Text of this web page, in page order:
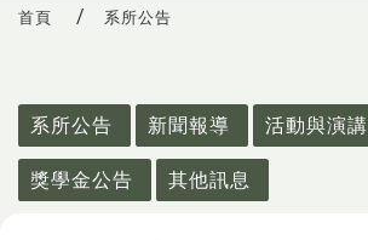
首頁 系所公告
系所公告
新聞報導 活動與演講
獎學金公告 其他訊息